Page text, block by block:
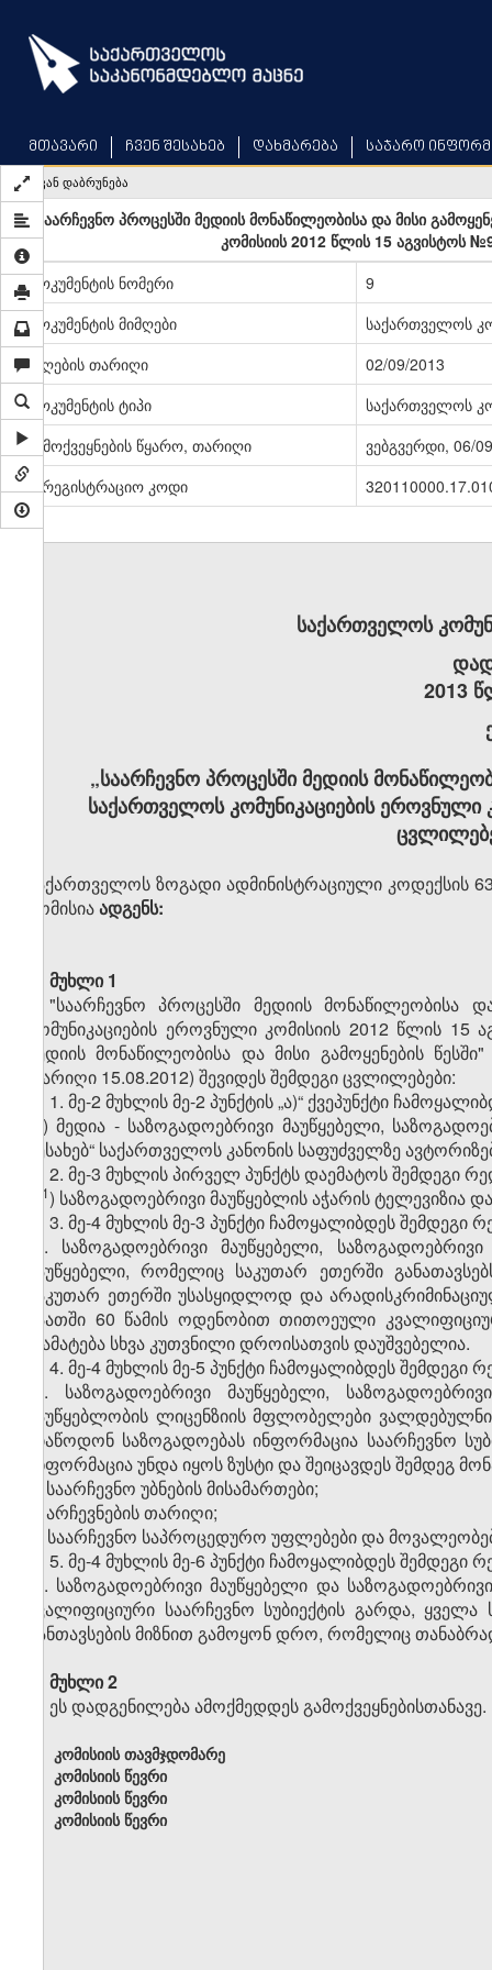
main
content
მთავარი ჩვენ შესახებ დახმარება საჯარო
უკან დაბრუნება
„საარჩევნო პროცესში მედიის მონაწილეობისა და მისი
კომისიის 2012 წლის 15 აგვისტოს
დოკუმენტის ნომერი
9
დოკუმენტის მიმღები
საქართველოს
მიღების თარიღი
02/09/2013
დოკუმენტის ტიპი
საქართველოს
გამოქვეყნების წყარო, თარიღი
ვებგვერდი, 06/
სარეგისტრაციო კოდი
საქართველოს
2013
„საარჩევნო პროცესში მედიის
საქართველოს კომუნიკაციების ეროვნული
საქართველოს ზოგადი ადმინისტრაციული კოდექსის
კომისიაადგენს:
მუხლი 1
"საარჩევნო პროცესში მედიის მონაწილეობისა
კომუნიკაციების ეროვნული კომისიის 2012 წლის
მედიის მონაწილეობისა და მისი გამოყენების
თარიღი 15.08.2012) შევიდეს შემდეგი ცვლილებები:
1. მე-2 მუხლის მე-2 პუნქტის „ა)“ ქვეპუნქტი
"ა) მედია - საზოგადოებრივი მაუწყებელი,
შესახებ“ საქართველოს კანონის საფუძველზე
2. მე-3 მუხლის პირველ პუნქტს დაემატოს შემდეგი
​1) საზოგადოებრივი მაუწყებლის აჭარის ტელევიზია
3. მე-4 მუხლის მე-3 პუნქტი ჩამოყალიბდეს შემდეგი
"3. საზოგადოებრივი მაუწყებელი,
მაუწყებელი, რომელიც საკუთარ ეთერში
საკუთარ ეთერში უსასყიდლოდ და
საათში 60 წამის ოდენობით თითოეული
დამატება სხვა კუთვნილი დროისათვის დაუშვებელია.
4. მე-4 მუხლის მე-5 პუნქტი ჩამოყალიბდეს შემდეგი
"5. საზოგადოებრივი მაუწყებელი,
მაუწყებლობის ლიცენზიის მფლობელები
მიაწოდონ საზოგადოებას ინფორმაცია საარჩევნო
ინფორმაცია უნდა იყოს ზუსტი და შეიცავდეს შემდეგ
ა) საარჩევნო უბნების მისამართები;
ბ) არჩევნების თარიღი;
გ) საარჩევნო საპროცედურო უფლებები და
5. მე-4 მუხლის მე-6 პუნქტი ჩამოყალიბდეს შემდეგი
"6. საზოგადოებრივი მაუწყებელი და
კვალიფიციური საარჩევნო სუბიექტის გარდა,
განთავსების მიზნით გამოყონ დრო, რომელიც
მუხლი 2
ეს დადგენილება ამოქმედდეს გამოქვეყნებისთანავე.
კომისიის თავმჯდომარე
კომისიის წევრი
კომისიის წევრი
კომისიის წევრი